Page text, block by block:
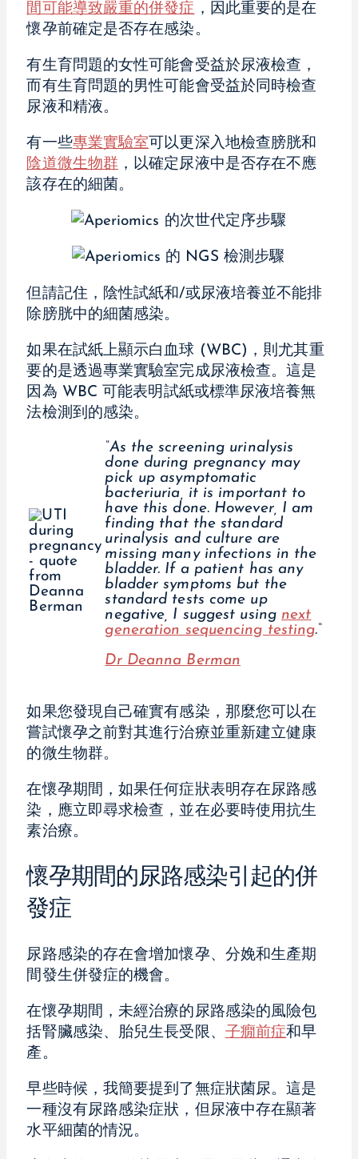
間可能導致嚴重的併發症 ，因此重要的是在
懷孕前確定是否存在感染。
有生育問題的女性可能會受益於尿液檢查，
而有生育問題的男性可能會受益於同時檢查
尿液和精液。
有一些專業實驗室 可以更深入地檢查膀胱和
陰道微生物群 ，以確定尿液中是否存在不應
該存在的細菌。
但請記住，陰性試紙和/或尿液培養並不能排
除膀胱中的細菌感染。
如果在試紙上顯示白血球 (WBC)，則尤其重
要的是透過專業實驗室完成尿液檢查。這是
因為 WBC 可能表明試紙或標準尿液培養無
法檢測到的感染。
“As the screening urinalysis
done during pregnancy may
pick up asymptomatic
bacteriuria, it is important to
have this done. However, I am
finding that the standard
urinalysis and culture are
missing many infections in the
bladder. If a patient has any
bladder symptoms but the
standard tests come up
negative, I suggest using next
generation sequencing testing.“
Dr Deanna Berman
如果您發現自己確實有感染，那麼您可以在
嘗試懷孕之前對其進行治療並重新建立健康
的微生物群。
在懷孕期間，如果任何症狀表明存在尿路感
染，應立即尋求檢查，並在必要時使用抗生
素治療。
懷孕期間的尿路感染引起的併
發症
尿路感染的存在會增加懷孕、分娩和生產期
間發生併發症的機會。
在懷孕期間，未經治療的尿路感染的風險包
括腎臟感染、胎兒生長受限、 子癇前症和早
產。
早些時候，我簡要提到了無症狀菌尿。這是
一種沒有尿路感染症狀，但尿液中存在顯著
水平細菌的情況。